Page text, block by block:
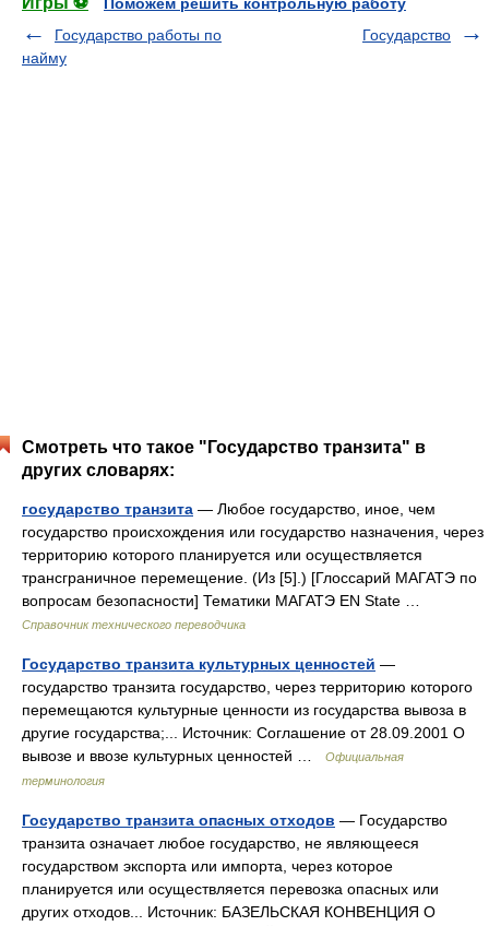
Государство работы по
найму
Государство
Смотреть что такое "Государство транзита" в
других словарях:
государство транзита — Любое государство, иное, чем
государство происхождения или государство назначения, через
территорию которого планируется или осуществляется
трансграничное перемещение. (Из [5].) [Глоссарий МАГАТЭ по
вопросам безопасности] Тематики МАГАТЭ EN State …
Справочник технического переводчика
Государство транзита культурных ценностей —
государство транзита государство, через территорию которого
перемещаются культурные ценности из государства вывоза в
другие государства;... Источник: Соглашение от 28.09.2001 О
вывозе и ввозе культурных ценностей …
Официальная
терминология
Государство транзита опасных отходов — Государство
транзита означает любое государство, не являющееся
государством экспорта или импорта, через которое
планируется или осуществляется перевозка опасных или
других отходов... Источник: БАЗЕЛЬСКАЯ КОНВЕНЦИЯ О